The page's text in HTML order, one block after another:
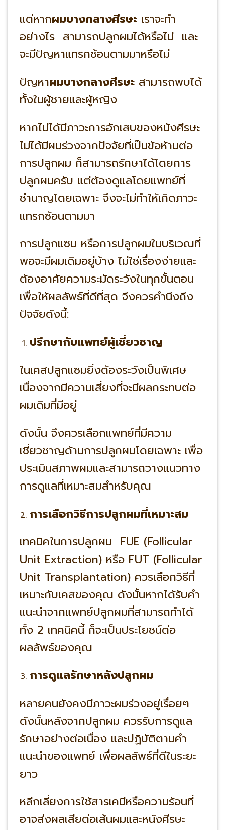
แต่หากผมบางกลางศีรษะเราจะทำ
อย่างไร สามารถปลูกผมได้หรือไม่ และ
จะมีปัญหาแทรกซ้อนตามมาหรือไม่
ปัญหาผมบางกลางศีรษะสามารถพบได้
ทั้งในผู้ชายและผู้หญิง
หากไม่ได้มีภาวะการอักเสบของหนังศีรษะ
ไม่ได้มีผมร่วงจากปัจจัยที่เป็นข้อห้ามต่อ
การปลูกผม ก็สามารถรักษาได้โดยการ
ปลูกผมครับ แต่ต้องดูแลโดยแพทย์ที่
ชำนาญโดยเฉพาะ จึงจะไม่ทำให้เกิดภาวะ
แทรกซ้อนตามมา
การปลูกแซม หรือการปลูกผมในบริเวณที่
พอจะมีผมเดิมอยู่บ้าง ไม่ใช่เรื่องง่ายและ
ต้องอาศัยความระมัดระวังในทุกขั้นตอน
เพื่อให้ผลลัพธ์ที่ดีที่สุด จึงควรคำนึงถึง
ปัจจัยดังนี้:
ปรึกษากับแพทย์ผู้เชี่ยวชาญ
ในเคสปลูกแซมยิ่งต้องระวังเป็นพิเศษ
เนื่องจากมีความเสี่ยงที่จะมีผลกระทบต่อ
ผมเดิมที่มีอยู่
ดังนั้น จึงควรเลือกแพทย์ที่มีความ
เชี่ยวชาญด้านการปลูกผมโดยเฉพาะ เพื่อ
ประเมินสภาพผมและสามารถวางแนวทาง
การดูแลที่เหมาะสมสำหรับคุณ
การเลือกวิธีการปลูกผมที่เหมาะสม
เทคนิคในการปลูกผม FUE (Follicular
Unit Extraction) หรือ FUT (Follicular
Unit Transplantation) ควรเลือกวิธีที่
เหมาะกับเคสของคุณ ดังนั้นหากได้รับคำ
แนะนำจากแพทย์ปลูกผมที่สามารถทำได้
ทั้ง 2 เทคนิคนี้ ก็จะเป็นประโยชน์ต่อ
ผลลัพธ์ของคุณ
การดูแลรักษาหลังปลูกผม
หลายคนยังคงมีภาวะผมร่วงอยู่เรื่อยๆ
ดังนั้นหลังจากปลูกผม ควรรับการดูแล
รักษาอย่างต่อเนื่อง และปฏิบัติตามคำ
แนะนำของแพทย์ เพื่อผลลัพธ์ที่ดีในระยะ
ยาว
หลีกเลี่ยงการใช้สารเคมีหรือความร้อนที่
อาจส่งผลเสียต่อเส้นผมและหนังศีรษะ